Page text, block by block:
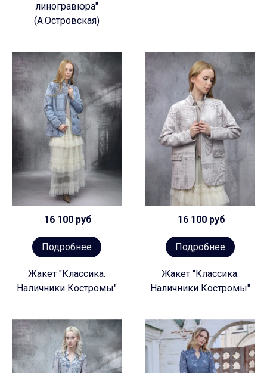
линогравюра"
(А.Островская)
16 100 руб
Подробнее
Жакет "Классика.
Наличники Костромы"
16 100 руб
Подробнее
Жакет "Классика.
Наличники Костромы"